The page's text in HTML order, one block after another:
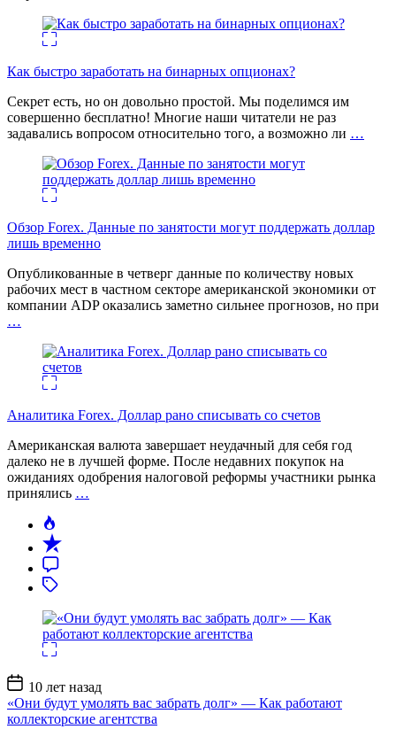
Как быстро заработать на бинарных опционах?
Секрет есть, но он довольно простой. Мы поделимся им
совершенно бесплатно! Многие наши читатели не раз
задавались вопросом относительно того, а возможно ли …
Обзор Forex. Данные по занятости могут поддержать доллар
лишь временно
Опубликованные в четверг данные по количеству новых
рабочих мест в частном секторе американской экономики от
компании ADP оказались заметно сильнее прогнозов, но при
…
Аналитика Forex. Доллар рано списывать со счетов
Американская валюта завершает неудачный для себя год
далеко не в лучшей форме. После недавних покупок на
ожиданиях одобрения налоговой реформы участники рынка
принялись …
Дата
записи
10 лет назад
«Они будут умолять вас забрать долг» — Как работают
коллекторские агентства